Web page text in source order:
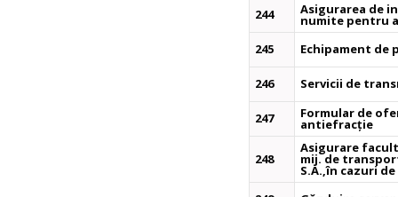
244
Asigurarea de
numite pentru
245
Echipament de
246 Servicii de
247 Formular de
antiefracție
248
Asigurare
mij. de
S.A.,în cazuri